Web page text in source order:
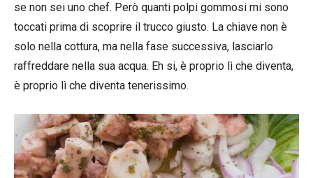
se non sei uno chef. Però quanti polpi gommosi mi sono
toccati prima di scoprire il trucco giusto. La chiave non è
solo nella cottura, ma nella fase successiva, lasciarlo
raffreddare nella sua acqua. Eh si, è proprio lì che diventa,
è proprio lì che diventa tenerissimo.